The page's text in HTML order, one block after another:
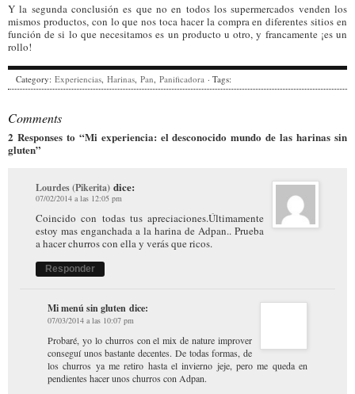
Y la segunda conclusión es que no en todos los supermercados venden los
mismos productos, con lo que nos toca hacer la compra en diferentes sitios en
función de si lo que necesitamos es un producto u otro, y francamente ¡es un
rollo!
Category: Experiencias Harinas Pan Panificadora · Tags:
Comments
2 Responses to “Mi experiencia: el desconocido mundo de las harinas sin
gluten”
Lourdes (Pikerita) dice:
07/02/2014 a las 12:05 pm
Coincido con todas tus apreciaciones.Últimamente
estoy mas enganchada a la harina de Adpan.. Prueba
a hacer churros con ella y verás que ricos.
Responder
Mi menú sin gluten dice:
07/03/2014 a las 10:07 pm
Probaré, yo lo churros con el mix de nature improver
conseguí unos bastante decentes. De todas formas, de
los churros ya me retiro hasta el invierno jeje, pero me queda en
pendientes hacer unos churros con Adpan.